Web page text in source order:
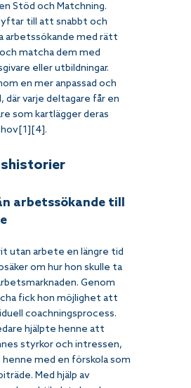
Stöd och Matchning.
till att snabbt och
med rätt
matcha dem med
eller utbildningar.
en mer anpassad och
där varje deltagare får en
som kartlägger deras
arbetssökande till
utan arbete en längre tid
om hur hon skulle ta
Genom
fick hon möjlighet att
coachningsprocess.
hjälpte henne att
styrkor och intressen,
med en förskola som
Med hjälp av